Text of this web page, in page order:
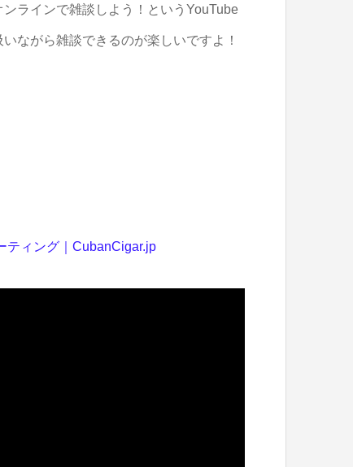
ラインで雑談しよう！というYouTube
ながら雑談できるのが楽しいですよ！
ティング｜CubanCigar.jp